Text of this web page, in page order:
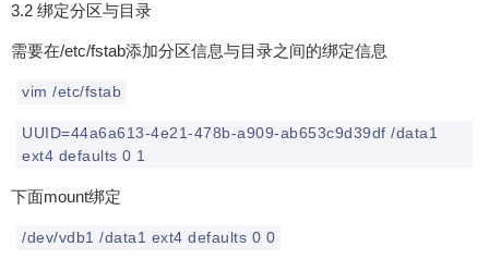
3.2 绑定分区与目录
需要在/etc/fstab添加分区信息与目录之间的绑定信息
vim /etc/fstab
UUID=44a6a613-4e21-478b-a909-ab653c9d39df /data1
ext4 defaults 0 1
下面mount绑定
/dev/vdb1 /data1 ext4 defaults 0 0